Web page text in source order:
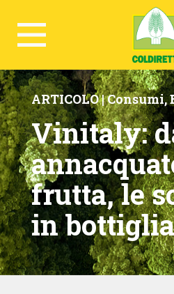
Ricerca avanzata
ARTICOLO |Consumi,
Vinitaly:
frutta, le
in bottiglia